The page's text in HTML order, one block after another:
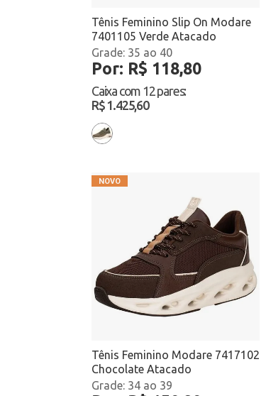
Tênis Feminino Slip On Modare
7401105 Verde Atacado
35 ao 40
Por: R$ 118,80
Caixa com 12 pares:
R$ 1.425,60
Tênis Feminino Modare 7417102
Chocolate Atacado
34 ao 39